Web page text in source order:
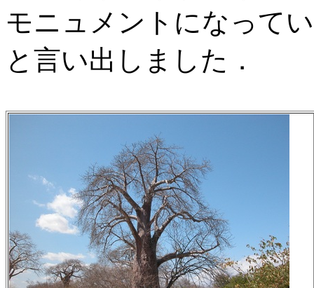
モニュメントになって
と言い出しました．